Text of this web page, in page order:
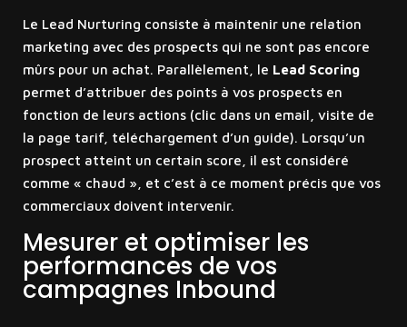
Le Lead Nurturing consiste à maintenir une relation
marketing avec des prospects qui ne sont pas encore
mûrs pour un achat. Parallèlement, le Lead Scoring
permet d’attribuer des points à vos prospects en
fonction de leurs actions (clic dans un email, visite de
la page tarif, téléchargement d’un guide). Lorsqu’un
prospect atteint un certain score, il est considéré
comme « chaud », et c’est à ce moment précis que vos
commerciaux doivent intervenir.
Mesurer et optimiser les
performances de vos
campagnes Inbound